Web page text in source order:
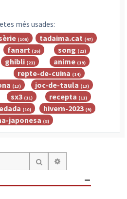
més usades:
(106) tadaima.cat (47)
fanart (26) song (22)
ghibli (21) anime (19)
repte-de-cuina (14)
(13) joc-de-taula (13)
sx3 (11) recepta (11)
(10) hivern-2023 (9)
japonesa (8)
Cerca